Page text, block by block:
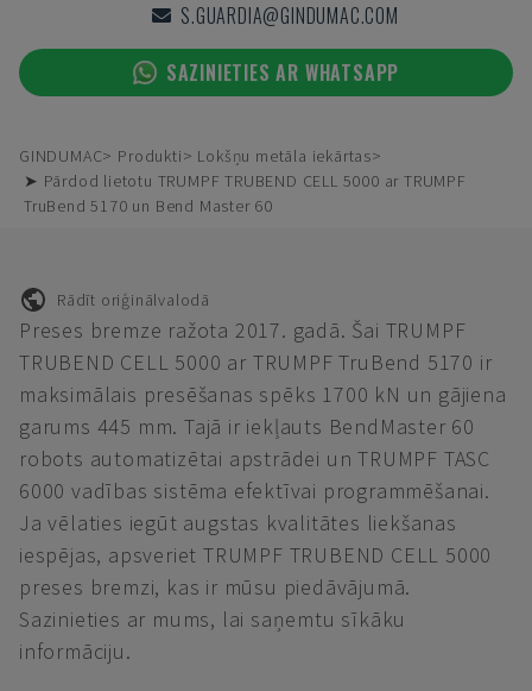
S.GUARDIA@GINDUMAC.COM
SAZINIETIES AR WHATSAPP
GINDUMAC Produkti
Lokšņu metāla iekārtas
➤ Pārdod lietotu TRUMPF TRUBEND CELL 5000 ar TRUMPF
TruBend 5170 un Bend Master 60
Rādīt oriģinālvalodā
Preses bremze ražota 2017. gadā. Šai TRUMPF
TRUBEND CELL 5000 ar TRUMPF TruBend 5170 ir
maksimālais presēšanas spēks 1700 kN un gājiena
garums 445 mm. Tajā ir iekļauts BendMaster 60
robots automatizētai apstrādei un TRUMPF TASC
6000 vadības sistēma efektīvai programmēšanai.
Ja vēlaties iegūt augstas kvalitātes liekšanas
iespējas, apsveriet TRUMPF TRUBEND CELL 5000
preses bremzi, kas ir mūsu piedāvājumā.
Sazinieties ar mums, lai saņemtu sīkāku
informāciju.